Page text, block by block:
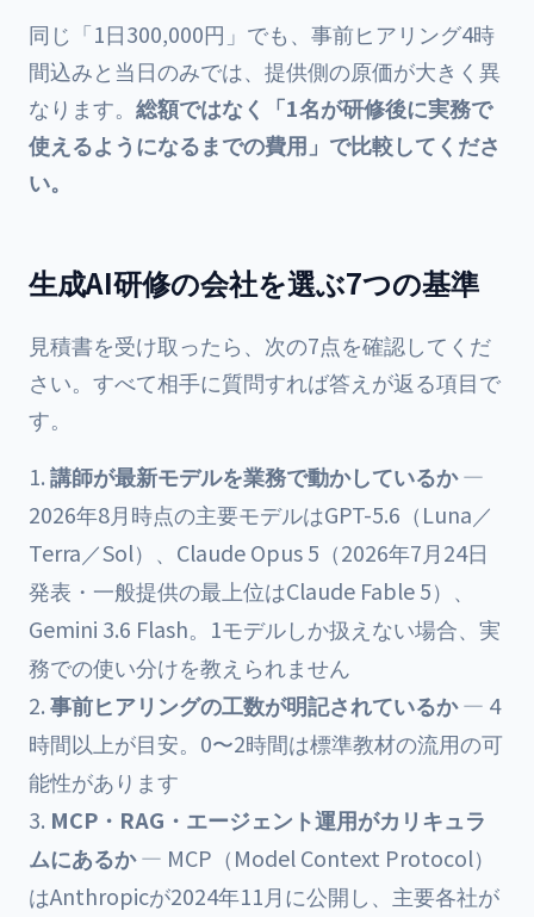
同じ「1日300,000円」でも、事前ヒアリング4時
間込みと当日のみでは、提供側の原価が大きく異
なります。 総額ではなく「1名が研修後に実務で
使えるようになるまでの費用」で比較してくださ
い。
生成AI研修の会社を選ぶ7つの基準
見積書を受け取ったら、次の7点を確認してくだ
さい。すべて相手に質問すれば答えが返る項目で
す。
講師が最新モデルを業務で動かしているか—
2026年8月時点の主要モデルはGPT-5.6（Luna／
Terra／Sol）、Claude Opus 5（2026年7月24日
発表・一般提供の最上位はClaude Fable 5）、
Gemini 3.6 Flash。1モデルしか扱えない場合、実
務での使い分けを教えられません
事前ヒアリングの工数が明記されているか— 4
時間以上が目安。0〜2時間は標準教材の流用の可
能性があります
MCP・RAG・エージェント運用がカリキュラ
ムにあるか— MCP（Model Context Protocol）
はAnthropicが2024年11月に公開し、主要各社が